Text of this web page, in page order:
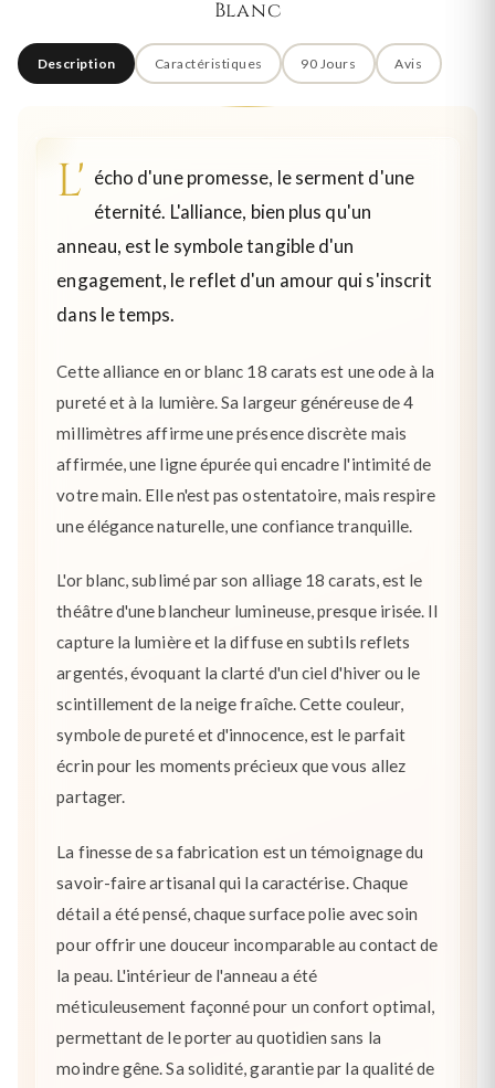
Blanc
Description Caractéristiques 90 Jours Avis
L' écho d'une promesse, le serment d'une
éternité. L'alliance, bien plus qu'un
anneau, est le symbole tangible d'un
engagement, le reflet d'un amour qui s'inscrit
dans le temps.
Cette alliance en or blanc 18 carats est une ode à la
pureté et à la lumière. Sa largeur généreuse de 4
millimètres affirme une présence discrète mais
affirmée, une ligne épurée qui encadre l'intimité de
votre main. Elle n'est pas ostentatoire, mais respire
une élégance naturelle, une confiance tranquille.
L'or blanc, sublimé par son alliage 18 carats, est le
théâtre d'une blancheur lumineuse, presque irisée. Il
capture la lumière et la diffuse en subtils reflets
argentés, évoquant la clarté d'un ciel d'hiver ou le
scintillement de la neige fraîche. Cette couleur,
symbole de pureté et d'innocence, est le parfait
écrin pour les moments précieux que vous allez
partager.
La finesse de sa fabrication est un témoignage du
savoir-faire artisanal qui la caractérise. Chaque
détail a été pensé, chaque surface polie avec soin
pour offrir une douceur incomparable au contact de
la peau. L'intérieur de l'anneau a été
méticuleusement façonné pour un confort optimal,
permettant de le porter au quotidien sans la
moindre gêne. Sa solidité, garantie par la qualité de